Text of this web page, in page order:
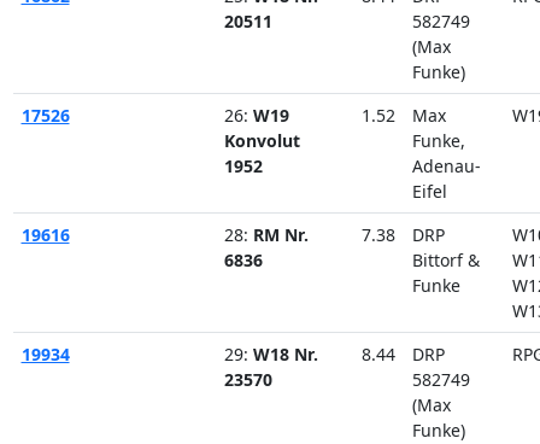
20511
582749
(Max
Funke)
17526 26: W19
Konvolut
1952
1.52
Max
Funke,
Adenau-
Eifel
19616 28: RM Nr.
6836
7.38
DRP
Bittorf &
Funke
19934
29: W18 Nr.
23570
8.44
DRP
582749
(Max
Funke)